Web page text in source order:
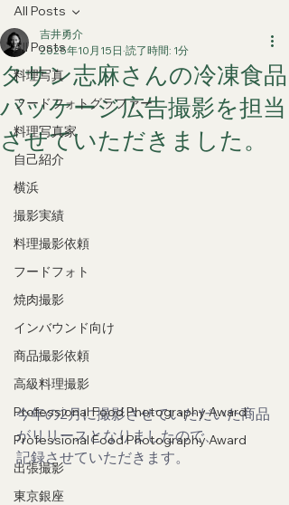
All Posts
料理写真
フードフォトグラファー
料理写真家
自己紹介
横浜
撮影実績
料理撮影依頼
フードフォト
焼肉撮影
インバウンド向け
商品撮影依頼
高級料理撮影
Professional Food Photography Award
Professional Food Photography Award
出張撮影
東京銀座
All Posts
タサン志麻さんの冷凍食品
パッケージ広告撮影を担当
させていただきました。
吉井勇介
2025年10月15日 読了時間: 1分
今年の2月に撮影させていただいた商品
がリリースとなりましたので、
記録させていただきます。